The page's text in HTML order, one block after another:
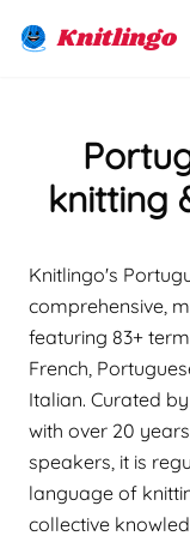
Knitlingo
knitting
Knitlingo's
comprehensive,
featuring 83+
French,
Italian. Curated
with over 20
speakers, it is
language of
collective